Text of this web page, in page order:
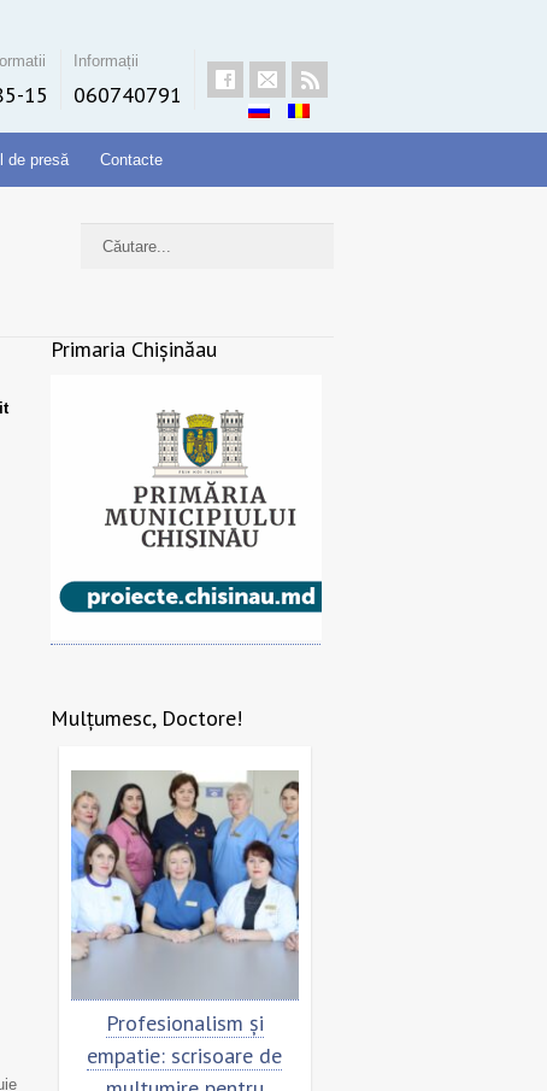
15
Informații
060740791
de presă Contacte
Primaria Chișinăau
Mulțumesc, Doctore!
Profesionalism și
empatie: scrisoare de